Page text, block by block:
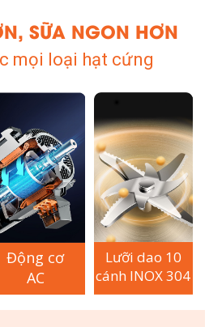
SỮA NGON HƠN
mọi loại hạt cứng
Động cơ
AC
Lưỡi dao 10
cánh INOX 304